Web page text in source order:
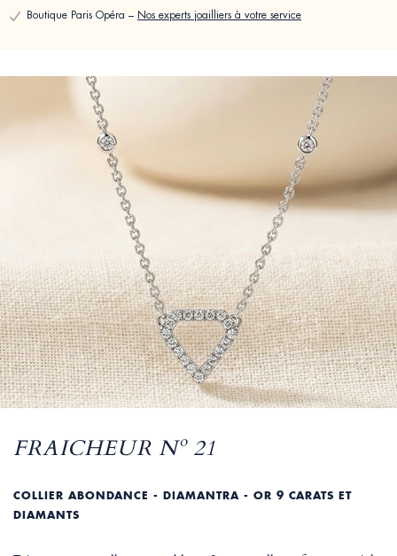
Boutique Paris Opéra – Nos experts joailliers à votre service
FRAICHEUR Nº 21
COLLIER ABONDANCE - DIAMANTRA - OR 9 CARATS ET
DIAMANTS